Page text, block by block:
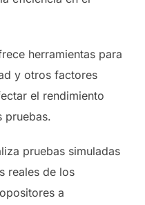
herramientas para
y otros factores
el rendimiento
pruebas.
pruebas simuladas
reales de los
a